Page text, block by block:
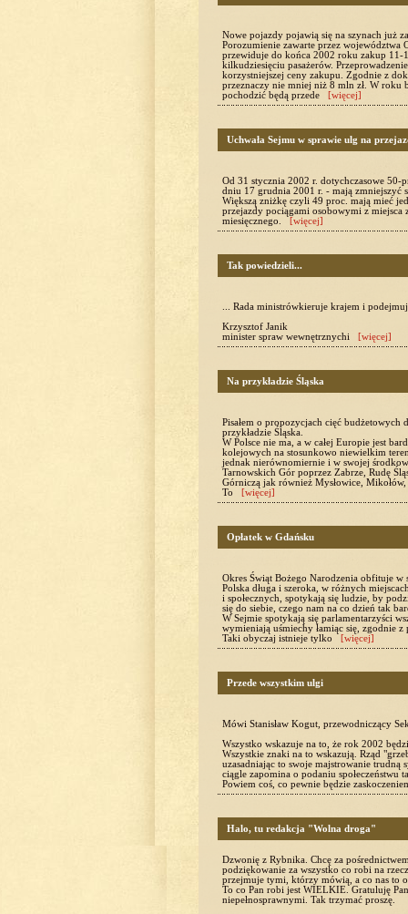
Nowe pojazdy pojawią się na szynach już
Porozumienie zawarte przez województwa
przewiduje do końca 2002 roku zakup 11-
kilkudziesięciu pasażerów.
korzystniejszej ceny zakupu. Zgodnie z
przeznaczy nie mniej niż 8 mln zł. W roku
pochodzić będą przede [więcej]
Uchwała Sejmu w sprawie ulg na
Od 31 stycznia 2002 r. dotychczasowe 50-
dniu 17 grudnia 2001 r. - mają zmniejszyć
Większą zniżkę czyli 49 proc. mają mieć
przejazdy pociągami osobowymi z miejsca
miesięcznego. [więcej]
Tak powiedzieli...
... Rada ministrówkieruje krajem i
Krzysztof Janik
minister spraw wewnętrznychi [więcej]
Na przykładzie Śląska
Pisałem o propozycjach cięć
przykładzie Śląska.
W Polsce nie ma, a w całej Europie jest
kolejowych na stosunkowo niewielkim
jednak nierównomiernie i w swojej
Tarnowskich Gór poprzez Zabrze, Rudę
Górniczą jak również Mysłowice,
To [więcej]
Opłatek w Gdańsku
Okres Świąt Bożego Narodzenia obfituje w
Polska długa i szeroka, w różnych
i społecznych, spotykają się ludzie, by
się do siebie, czego nam na co dzień tak
W Sejmie spotykają się parlamentarzyści
wymieniają uśmiechy łamiąc się, zgodnie z
Taki obyczaj istnieje tylko [więcej]
Przede wszystkim ulgi
Mówi Stanisław Kogut, przewodniczący
Wszystko wskazuje na to, że rok 2002
Wszystkie znaki na to wskazują. Rząd
uzasadniając to swoje majstrowanie trudną
ciągle zapomina o podaniu społeczeństwu
Powiem coś, co pewnie będzie
Halo, tu redakcja "Wolna droga"
Dzwonię z Rybnika. Chcę za
podziękowanie za wszystko co robi na
przejmuje tymi, którzy mówią, a co nas to
To co Pan robi jest WIELKIE. Gratuluję
niepełnosprawnymi. Tak trzymać proszę.